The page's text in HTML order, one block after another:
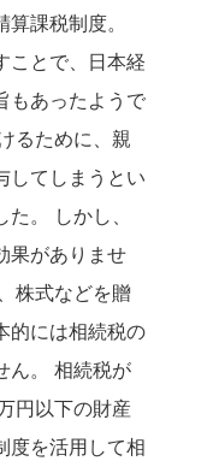
課税制度。
ことで、日本経
もあったようで
るために、親
してしまうとい
。
しかし、
果がありませ
株式などを贈
的には相続税の
。
相続税が
円以下の財産
度を活用して相